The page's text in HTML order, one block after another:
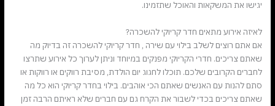
יגישו את המשקאות והאוכל שתזמינו.
לאיזה אירוע מתאים חדר קריוקי להשכרה?
אם אתם רוצים לשלב בילוי עם שירה , חדר קריוקי להשכרה זה בדיוק מה
שאתם צריכים. חדרי הקריוקי מפנקים במיוחד וניתן לערוך כל אירוע שתרצו
לחברים הקרובים שלכם. תוכלו לחגוג יום הולדת, מסיבת רווקים או רווקות או
סתם להנות עם האנשים שאתם הכי אוהבים. בילוי בחדר קריוקי הוא כל מה
שאתם צריכים בכדי לשבור את הקרח גם עם חברים שלא ראיתם הרבה זמן